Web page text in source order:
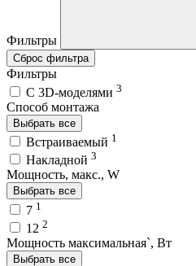
Фильтры
Сброс фильтра
Фильтры
C 3D-моделями 3
Способ монтажа
Выбрать все
Встраиваемый 1
Накладной 3
Мощность, макс., W
Выбрать все
7 1
12 2
Мощность максимальная`, Вт
Выбрать все